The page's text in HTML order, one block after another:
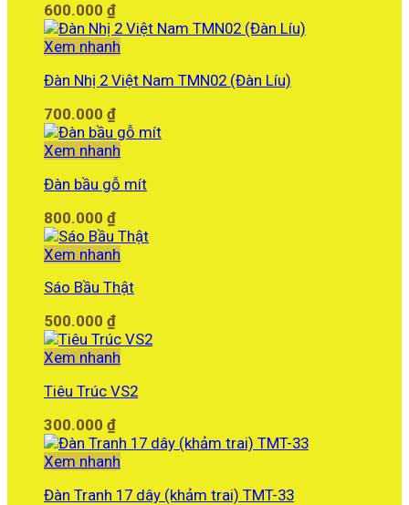
600.000 ₫
Xem nhanh
Đàn Nhị 2 Việt Nam TMN02 (Đàn Líu)
700.000 ₫
Xem nhanh
Đàn bầu gỗ mít
800.000 ₫
Xem nhanh
Sáo Bầu Thật
500.000 ₫
Xem nhanh
Tiêu Trúc VS2
300.000 ₫
Xem nhanh
Đàn Tranh 17 dây (khảm trai) TMT-33